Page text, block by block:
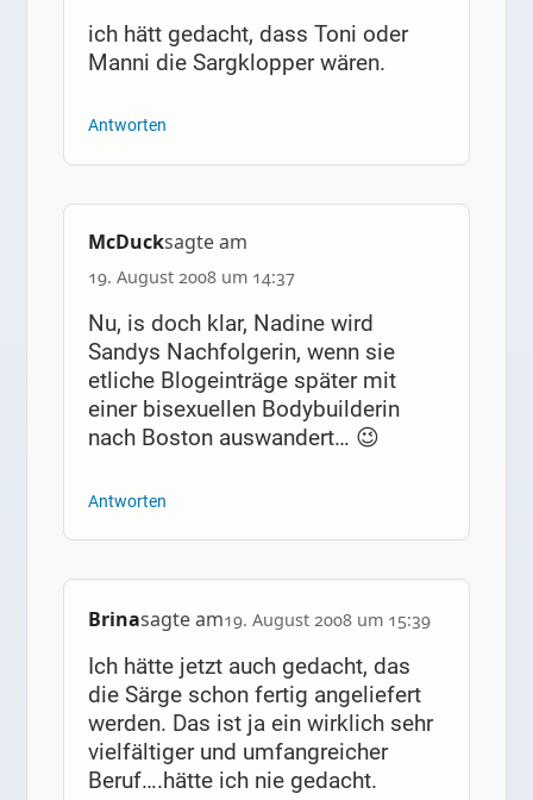
ich hätt gedacht, dass Toni oder
Manni die Sargklopper wären.
Antworten
McDucksagte am
19. August 2008 um 14:37
Nu, is doch klar, Nadine wird
Sandys Nachfolgerin, wenn sie
etliche Blogeinträge später mit
einer bisexuellen Bodybuilderin
nach Boston auswandert… 😉
Antworten
Brinasagte am19. August 2008 um 15:39
Ich hätte jetzt auch gedacht, das
die Särge schon fertig angeliefert
werden. Das ist ja ein wirklich sehr
vielfältiger und umfangreicher
Beruf….hätte ich nie gedacht.